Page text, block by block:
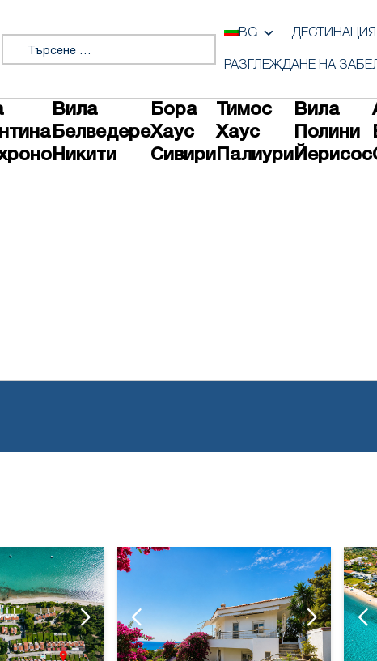
Търсене за:
BG ДЕСТИНАЦИЯ
РАЗГЛЕЖДАНЕ НА
Вила
Белведере
Никити
Бора
Хаус
Сивири
Тимос
Хаус
Палиури
Вила
Полини
Йерисос